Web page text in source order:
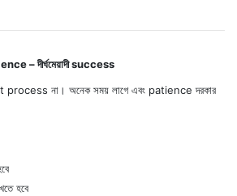
– দীর্ঘমেয়াদী success
না। অনেক সময় লাগে এবং patience দরকার
হবে